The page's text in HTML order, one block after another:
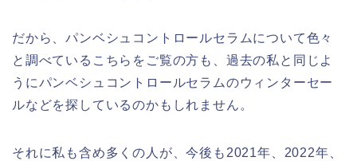
だから、パンベシュコントロールセラムについて色々
と調べているこちらをご覧の方も、過去の私と同じよ
うにパンベシュコントロールセラムのウィンターセー
ルなどを探しているのかもしれません。
それに私も含め多くの人が、今後も2021年、2022年、